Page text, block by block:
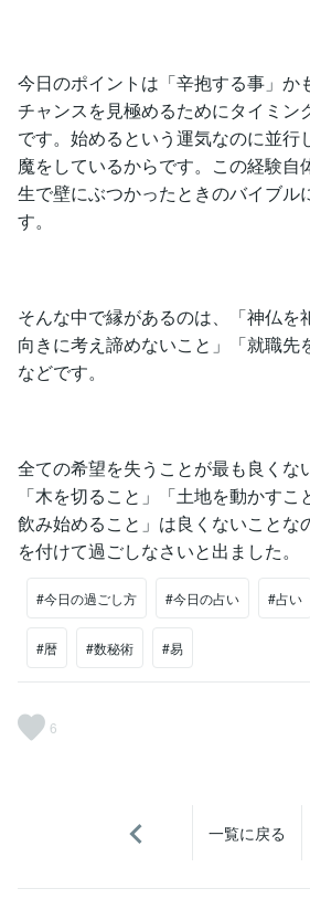
今日のポイントは「辛抱する事」か
チャンスを見極めるためにタイミン
です。始めるという運気なのに並行
魔をしているからです。この経験自
生で壁にぶつかったときのバイブル
す。
そんな中で縁があるのは、「神仏を
向きに考え諦めないこと」「就職先
などです。
全ての希望を失うことが最も良くな
「木を切ること」「土地を動かす
飲み始めること」は良くないことな
を付けて過ごしなさいと出ました。
#今日の過ごし方 #今日の占い #占い
#暦 #数秘術 #易
6
一覧に戻る